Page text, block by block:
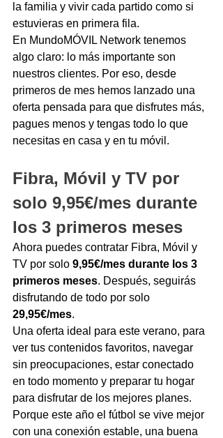
la familia y vivir cada partido como si
estuvieras en primera fila.
En MundoMÓVIL Network tenemos
algo claro: lo más importante son
nuestros clientes. Por eso, desde
primeros de mes hemos lanzado una
oferta pensada para que disfrutes más,
pagues menos y tengas todo lo que
necesitas en casa y en tu móvil.
Fibra, Móvil y TV por
solo 9,95€/mes durante
los 3 primeros meses
Ahora puedes contratar Fibra, Móvil y
TV por solo 9,95€/mes durante los 3
primeros meses. Después, seguirás
disfrutando de todo por solo
29,95€/mes.
Una oferta ideal para este verano, para
ver tus contenidos favoritos, navegar
sin preocupaciones, estar conectado
en todo momento y preparar tu hogar
para disfrutar de los mejores planes.
Porque este año el fútbol se vive mejor
con una conexión estable, una buena